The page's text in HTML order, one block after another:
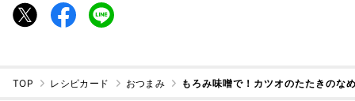
TOP レシピカード おつまみ もろみ味噌で！カツオのたたきのな